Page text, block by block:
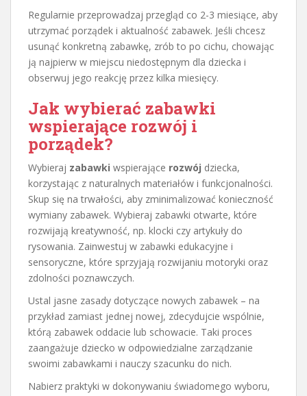
Regularnie przeprowadzaj przegląd co 2-3 miesiące, aby
utrzymać porządek i aktualność zabawek. Jeśli chcesz
usunąć konkretną zabawkę, zrób to po cichu, chowając
ją najpierw w miejscu niedostępnym dla dziecka i
obserwuj jego reakcję przez kilka miesięcy.
Jak wybierać zabawki
wspierające rozwój i
porządek?
Wybieraj zabawki wspierające rozwój dziecka,
korzystając z naturalnych materiałów i funkcjonalności.
Skup się na trwałości, aby zminimalizować konieczność
wymiany zabawek. Wybieraj zabawki otwarte, które
rozwijają kreatywność, np. klocki czy artykuły do
rysowania. Zainwestuj w zabawki edukacyjne i
sensoryczne, które sprzyjają rozwijaniu motoryki oraz
zdolności poznawczych.
Ustal jasne zasady dotyczące nowych zabawek – na
przykład zamiast jednej nowej, zdecydujcie wspólnie,
którą zabawek oddacie lub schowacie. Taki proces
zaangażuje dziecko w odpowiedzialne zarządzanie
swoimi zabawkami i nauczy szacunku do nich.
Nabierz praktyki w dokonywaniu świadomego wyboru,